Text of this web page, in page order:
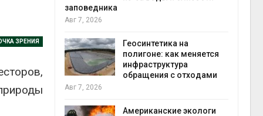
ЗРЕНИЯ
Волги и
заповедника
Авг 7, 2026
Геосинтетика на
полигоне: как меняется
инфраструктура
обращения с отходами
Авг 7, 2026
Американские экологи